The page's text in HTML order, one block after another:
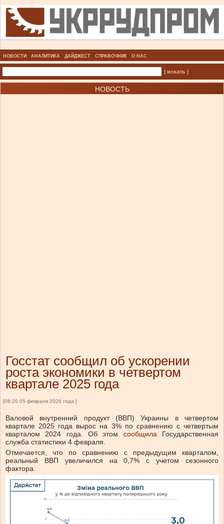
НОВОСТИ АНАЛИТИКА ДАЙДЖЕСТ СПРАВОЧНИК О НАС
| искать |
НОВОСТЬ
Госстат сообщил об ускорении
роста экономики в четвертом
квартале 2025 года
[08:20 05 февраля 2026 года ]
Валовой внутренний продукт (ВВП) Украины в четвертом
квартале 2025 года вырос на 3% по сравнению с четвертым
кварталом 2024 года.
Об этом сообщила
Государственная
служба статистики 4 февраля.
Отмечается, что по сравнению с предыдущим кварталом,
реальный ВВП увеличился на 0,7% с учетом сезонного
фактора.